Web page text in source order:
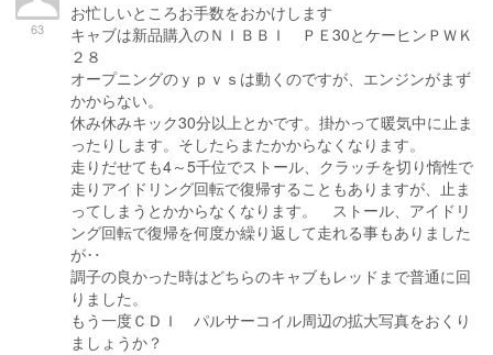
63
お忙しいところお手数をおかけします
キャブは新品購入のＮＩＢＢＩ ＰＥ30とケーヒンＰＷＫ
２８
オープニングのｙｐｖｓは動くのですが、エンジンがまず
かからない。
休み休みキック30分以上とかです。掛かって暖気中に止ま
ったりします。そしたらまたかからなくなります。
走りだせても4～5千位でストール、クラッチを切り惰性で
走りアイドリング回転で復帰することもありますが、止ま
ってしまうとかからなくなります。 ストール、アイドリ
ング回転で復帰を何度か繰り返して走れる事もありました
が‥
調子の良かった時はどちらのキャブもレッドまで普通に回
りました。
もう一度ＣＤＩ パルサーコイル周辺の拡大写真をおくり
ましょうか？